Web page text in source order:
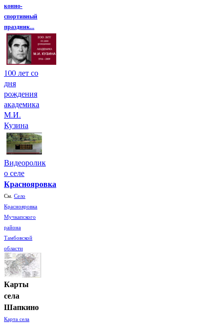
конно-
спортивный
праздник...
100 лет со
дня
рождения
академика
М.И.
Кузина
Видеоролик
о селе
Краснояровка
См. Село
Краснояровка
Мучкапского
района
Тамбовской
области
Карты
села
Шапкино
Карта села